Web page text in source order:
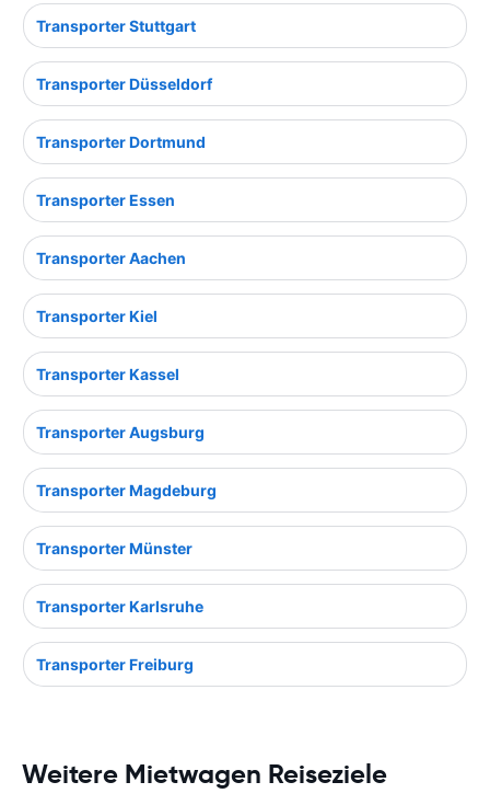
Transporter Stuttgart
Transporter Düsseldorf
Transporter Dortmund
Transporter Essen
Transporter Aachen
Transporter Kiel
Transporter Kassel
Transporter Augsburg
Transporter Magdeburg
Transporter Münster
Transporter Karlsruhe
Transporter Freiburg
Weitere Mietwagen Reiseziele